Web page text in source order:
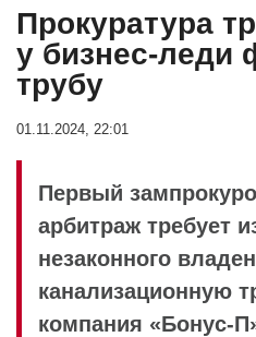
Прокуратура
у бизнес-леди
трубу
01.11.2024, 22:01
Первый
арбитраж требует
незаконного
канализационную
компания «Бонус-